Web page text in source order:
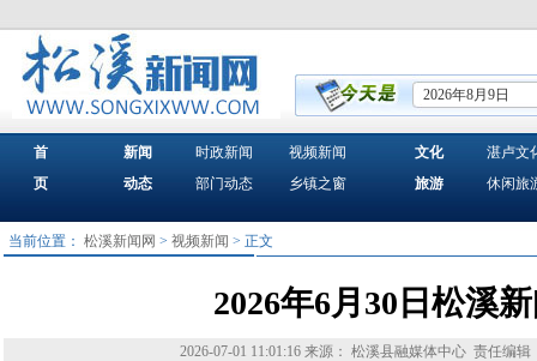
2026年8月9日
首
页
新闻
动态
时政新闻
部门动态
视频新闻
乡镇之窗
文化
旅游
湛卢文
休闲旅
当前位置：松溪新闻网 >视频新闻 > 正文
2026年6月30日松溪
2026-07-01 11:01:16 来源： 松溪县融媒体中心 责任编辑